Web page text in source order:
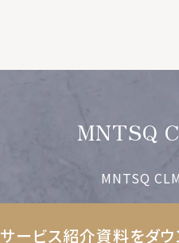
MNTSQ
MNTSQ
サービス紹介資料をダウ